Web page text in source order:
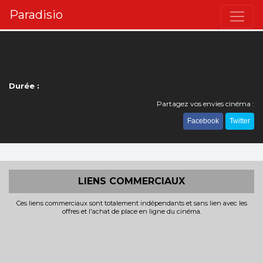
Paradisio
Durée :
Partagez vos envies cinéma :
Facebook Twitter
LIENS COMMERCIAUX
Ces liens commerciaux sont totalement indépendants et sans lien avec les
offres et l'achat de place en ligne du cinéma.